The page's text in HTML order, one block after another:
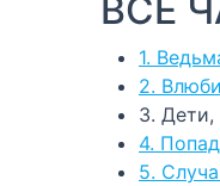
ВСЕ
1.
2.
3.
4.
5.